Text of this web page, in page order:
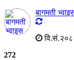
बागमती
272